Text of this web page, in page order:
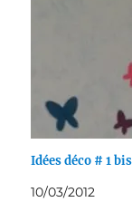
Idées déco # 1
10/03/2012